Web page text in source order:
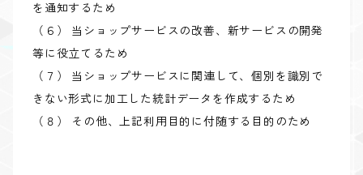
を通知するため
（６） 当ショップサービスの改善、新サービスの開発
等に役立てるため
（７） 当ショップサービスに関連して、個別を識別で
きない形式に加工した統計データを作成するため
（８） その他、上記利用目的に付随する目的のため